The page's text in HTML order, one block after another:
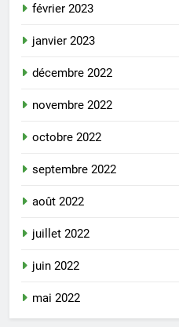
février 2023
janvier 2023
décembre 2022
novembre 2022
octobre 2022
septembre 2022
août 2022
juillet 2022
juin 2022
mai 2022